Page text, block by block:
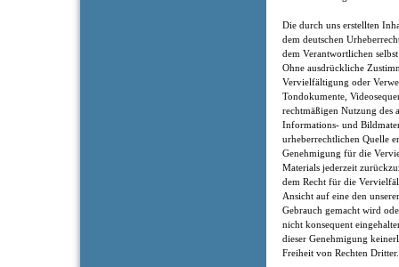
Die durch uns erstellten
dem deutschen
dem Verantwortlichen
Ohne ausdrückliche
Vervielfältigung oder
Tondokumente,
rechtmäßigen Nutzung des
Informations- und
urheberrechtlichen Quelle
Genehmigung für die
Materials jederzeit
dem Recht für die
Ansicht auf eine den
Gebrauch gemacht wird
nicht konsequent
dieser Genehmigung
Freiheit von Rechten Dritter.